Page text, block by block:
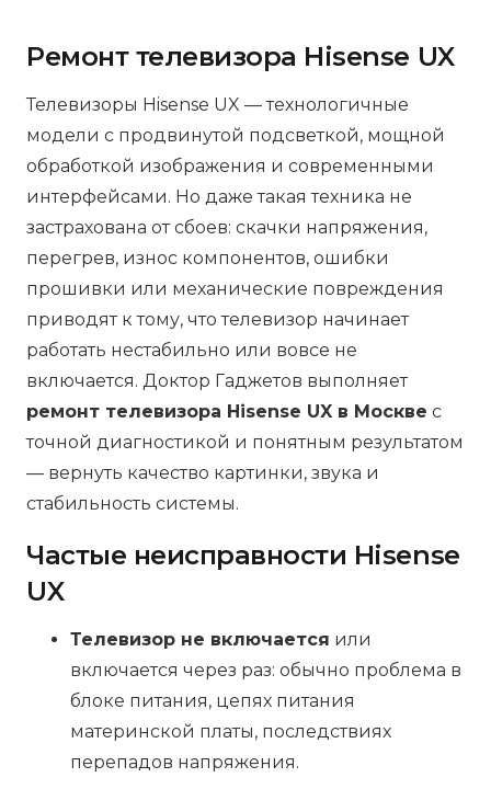
Ремонт телевизора Hisense UX
Телевизоры Hisense UX — технологичные
модели с продвинутой подсветкой, мощной
обработкой изображения и современными
интерфейсами. Но даже такая техника не
застрахована от сбоев: скачки напряжения,
перегрев, износ компонентов, ошибки
прошивки или механические повреждения
приводят к тому, что телевизор начинает
работать нестабильно или вовсе не
включается. Доктор Гаджетов выполняет
ремонт телевизора Hisense UX в Москве с
точной диагностикой и понятным результатом
— вернуть качество картинки, звука и
стабильность системы.
Частые неисправности Hisense
UX
Телевизор не включается или
включается через раз: обычно проблема в
блоке питания, цепях питания
материнской платы, последствиях
перепадов напряжения.